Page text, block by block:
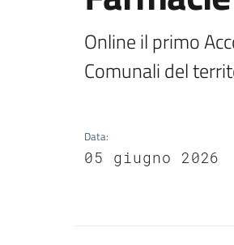
Online il primo
Comunali del
Data:
05 giugno 2026